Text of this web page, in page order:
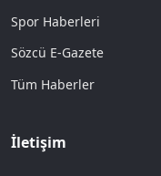
Spor Haberleri
Sözcü E-Gazete
Tüm Haberler
İletişim